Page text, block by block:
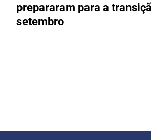
prepararam para a
setembro